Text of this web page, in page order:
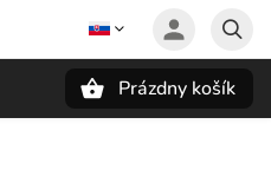
Prázdny košík